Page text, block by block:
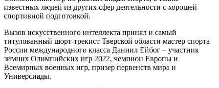
известных людей из других сфер деятельности с хорошей
спортивной подготовкой.
Вызов искусственного интеллекта принял и самый
титулованный шорт-трекист Тверской области мастер спорта
России международного класса Даниил Ейбог – участник
зимних Олимпийских игр 2022, чемпион Европы и
Всемирных военных игр, призер первенств мира и
Универсиады.